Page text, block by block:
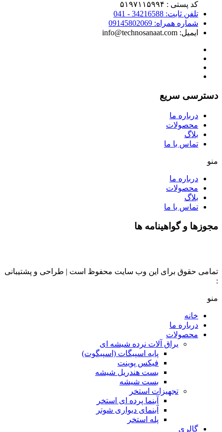
کد پستی : ۵۱۹۷۱۱۵۹۹۴
تلفن ثابت: 34216588 - 041
شماره همراه: 09145802069
ایمیل: info@technosanaat.com
دسترسی سریع
درباره ما
محصولات
بلاگ
تماس با ما
منو
درباره ما
محصولات
بلاگ
تماس با ما
مجوزها و گواهینامه ها
تمامی حقوق برای این وب سایت محفوظ است | طراحی و پشتیبانی
:
منو
خانه
درباره ما
محصولات
یراق آلات نرده شیشه ای
پایه اسپیگات (اسپیگوت)
فیکس پوینت
بست هندریل شیشه
بست شیشه
تجهیزات استخر
آبنما پرده ای استخر
آبنمای دیواری شوتر
پله استخر
گالری